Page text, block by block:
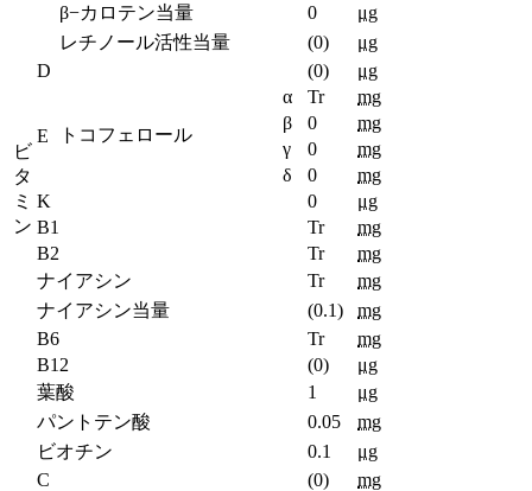
ビ
タ
ミ
ン
β−カロテン当量
0
μg
レチノール活性当量
(0)
μg
D
(0) μg
E トコフェロール
α Tr
mg
β
0
mg
γ
0
mg
δ
0
mg
K
0
μg
B1
Tr
mg
B2
Tr
mg
ナイアシン
Tr
mg
ナイアシン当量
(0.1)
mg
B6
Tr
mg
B12
(0)
μg
葉酸
1
μg
パントテン酸
0.05
mg
ビオチン
0.1
μg
C
(0)
mg